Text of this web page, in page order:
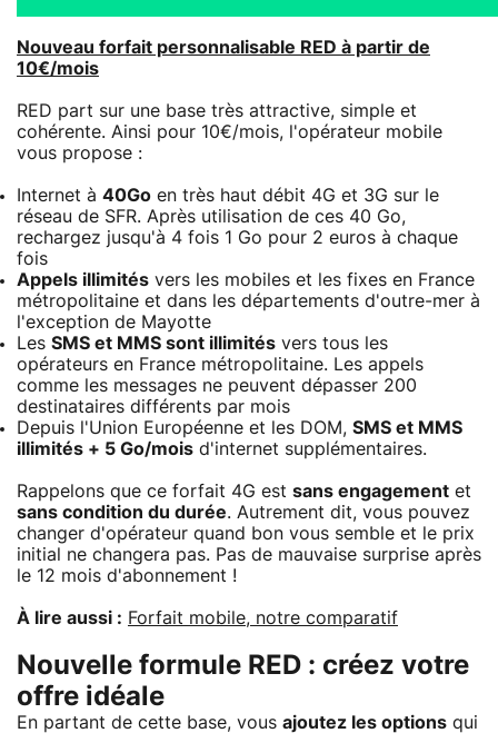
Nouveau forfait personnalisable RED à partir de
10€/mois
RED part sur une base très attractive, simple et
cohérente. Ainsi pour 10€/mois, l'opérateur mobile
vous propose :
Internet à 40Go en très haut débit 4G et 3G sur le
réseau de SFR. Après utilisation de ces 40 Go,
rechargez jusqu'à 4 fois 1 Go pour 2 euros à chaque
fois
Appels illimités vers les mobiles et les fixes en France
métropolitaine et dans les départements d'outre-mer à
l'exception de Mayotte
Les SMS et MMS sont illimités vers tous les
opérateurs en France métropolitaine. Les appels
comme les messages ne peuvent dépasser 200
destinataires différents par mois
Depuis l'Union Européenne et les DOM, SMS et MMS
illimités + 5 Go/mois d'internet supplémentaires.
Rappelons que ce forfait 4G est sans engagement et
sans condition du durée. Autrement dit, vous pouvez
changer d'opérateur quand bon vous semble et le prix
initial ne changera pas. Pas de mauvaise surprise après
le 12 mois d'abonnement !
À lire aussi : Forfait mobile, notre comparatif
Nouvelle formule RED : créez votre
offre idéale
En partant de cette base, vous ajoutez les options qui